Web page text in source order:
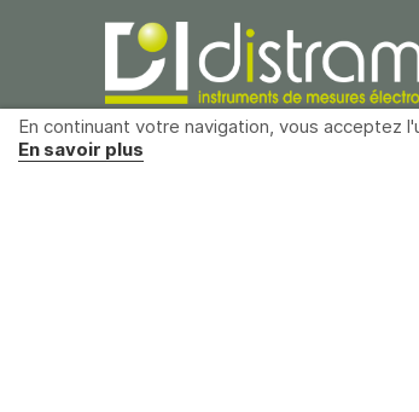
En continuant votre navigation, vous acceptez
En savoir plus